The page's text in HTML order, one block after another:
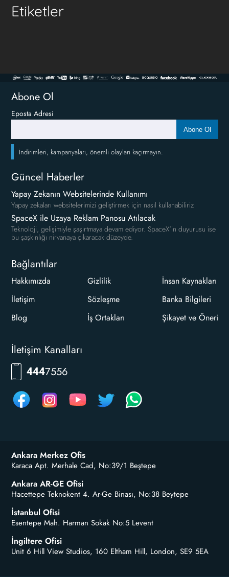
Etiketler
Abone Ol
Eposta Adresi
Abone Ol
İndirimleri, kampanyaları, önemli olayları kaçırmayın.
Güncel Haberler
Yapay Zekanın Websitelerinde Kullanımı
Yapay zekaları websitelerimizi geliştirmek için nasıl kullanabiliriz
SpaceX ile Uzaya Reklam Panosu Atılacak
Teknoloji, gelişimiyle şaşırtmaya devam ediyor. SpaceX'in duyurusu ise
bu şaşkınlığı nirvanaya çıkaracak düzeyde.
Bağlantılar
Hakkımızda
İletişim
Blog
Gizlilik
Sözleşme
İş Ortakları
İnsan Kaynakları
Banka Bilgileri
Şikayet ve Öneri
İletişim Kanalları
4447556
Ankara Merkez Ofis
Karaca Apt. Merhale Cad, No:39/1 Beştepe
Ankara AR-GE Ofisi
Hacettepe Teknokent 4. Ar-Ge Binası, No:38 Beytepe
İstanbul Ofisi
Esentepe Mah. Harman Sokak No:5 Levent
İngiltere Ofisi
Unit 6 Hill View Studios, 160 Eltham Hill, London, SE9 5EA